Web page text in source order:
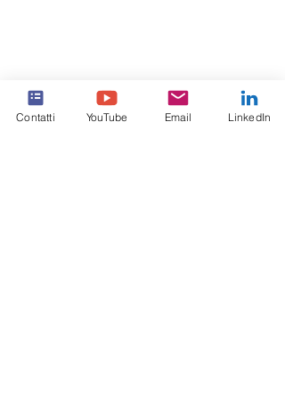
Contatti YouTube Email LinkedIn